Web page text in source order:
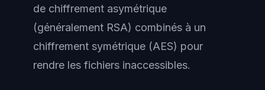
de chiffrement asymétrique
(généralement RSA) combinés à un
chiffrement symétrique (AES) pour
rendre les fichiers inaccessibles.